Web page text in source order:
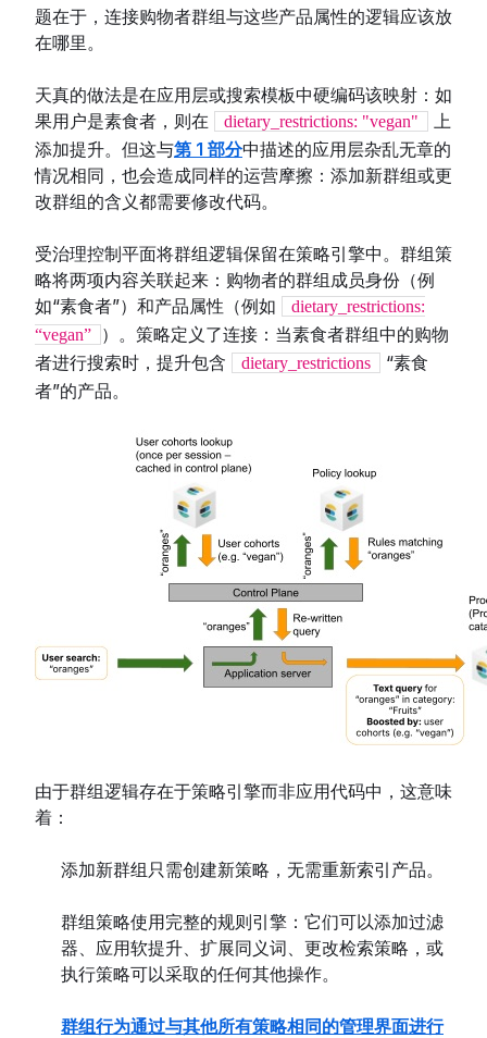
题在于，连接购物者群组与这些产品属性的逻辑应该放
在哪里。
天真的做法是在应用层或搜索模板中硬编码该映射：如
果用户是素食者，则在
dietary_restrictions: "vegan"
上
添加提升。但这与第 1 部分中描述的应用层杂乱无章的
情况相同，也会造成同样的运营摩擦：添加新群组或更
改群组的含义都需要修改代码。
受治理控制平面将群组逻辑保留在策略引擎中。群组策
略将两项内容关联起来：购物者的群组成员身份（例
如“素食者”）和产品属性（例如
dietary_restrictions:
“vegan”
）。策略定义了连接：当素食者群组中的购物
者进行搜索时，提升包含
dietary_restrictions
“素食
者”的产品。
由于群组逻辑存在于策略引擎而非应用代码中，这意味
着：
添加新群组只需创建新策略，无需重新索引产品。
群组策略使用完整的规则引擎：它们可以添加过滤
器、应用软提升、扩展同义词、更改检索策略，或
执行策略可以采取的任何其他操作。
群组行为通过与其他所有策略相同的管理界面进行